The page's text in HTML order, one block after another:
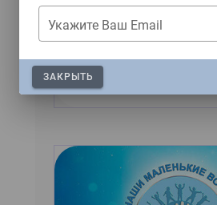
Рассказы
авторов для
и наши маленькие
Укажите Ваш Email
ЗАКРЫТЬ